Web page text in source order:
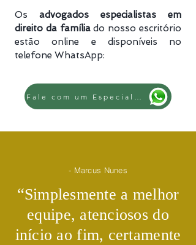
Os advogados especialistas em
direito da famíliado nosso escritório
estão online e disponíveis no
telefone WhatsApp:
- Marcus Nunes
​“Simplesmente a melhor
equipe, atenciosos do
início ao fim, certamente